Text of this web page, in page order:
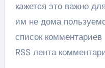
кажется это важно
им не дома
список комментариев
RSS лента